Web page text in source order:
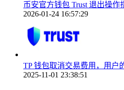
币安官方钱包 Trust 退出操作
2026-01-24 16:57:29
TP 钱包取消交易费用，用户
2025-11-01 23:38:51